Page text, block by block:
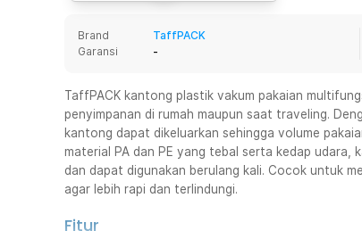
Toko Tangerang
Toko Cikupa
Pick n Go Jakarta Barat
Pick n Go Bekasi
Senin -
Pick n Go Depok
Brand
TaffPACK
Garansi
-
TaffPACK kantong plastik vakum pakaian
penyimpanan di rumah maupun saat traveling.
kantong dapat dikeluarkan sehingga volume
material PA dan PE yang tebal serta kedap
dan dapat digunakan berulang kali. Cocok untuk
agar lebih rapi dan terlindungi.
Fitur